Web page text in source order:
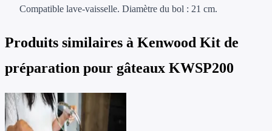
Compatible lave-vaisselle. Diamètre du bol : 21 cm.
Produits similaires à Kenwood Kit de
préparation pour gâteaux KWSP200